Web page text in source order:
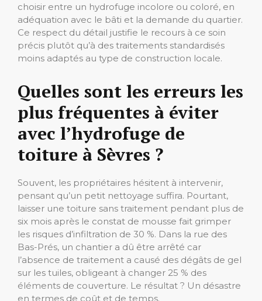
choisir entre un hydrofuge incolore ou coloré, en
adéquation avec le bâti et la demande du quartier.
Ce respect du détail justifie le recours à ce soin
précis plutôt qu’à des traitements standardisés
moins adaptés au type de construction locale.
Quelles sont les erreurs les
plus fréquentes à éviter
avec l’hydrofuge de
toiture à Sèvres ?
Souvent, les propriétaires hésitent à intervenir,
pensant qu’un petit nettoyage suffira. Pourtant,
laisser une toiture sans traitement pendant plus de
six mois après le constat de mousse fait grimper
les risques d’infiltration de 30 %. Dans la rue des
Bas-Prés, un chantier a dû être arrêté car
l’absence de traitement a causé des dégâts de gel
sur les tuiles, obligeant à changer 25 % des
éléments de couverture. Le résultat ? Un désastre
en termes de coût et de temps.